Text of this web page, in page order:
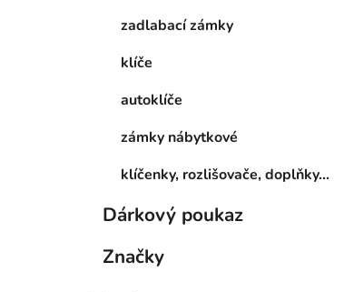
zadlabací zámky
klíče
autoklíče
zámky nábytkové
klíčenky, rozlišovače, doplňky...
Dárkový poukaz
Značky